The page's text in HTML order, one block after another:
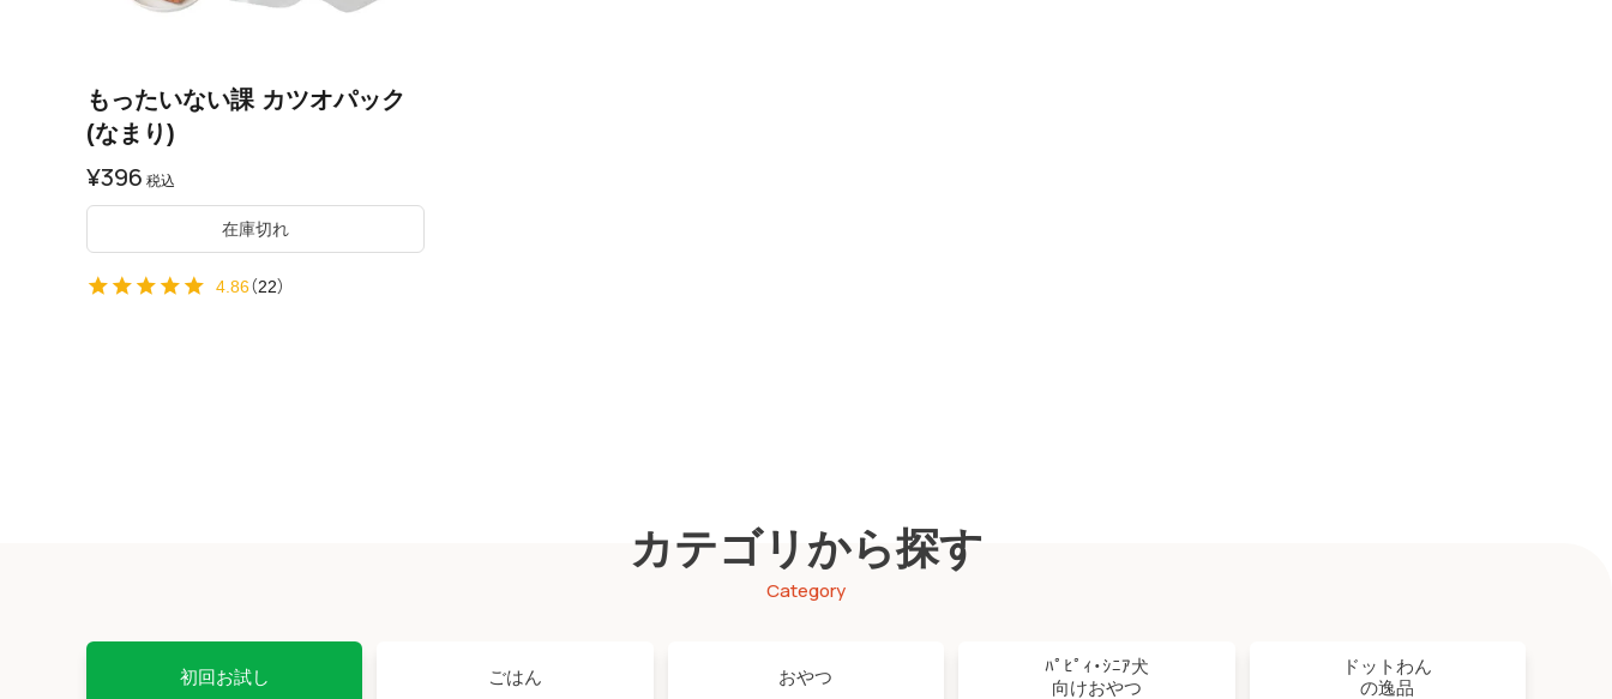
もったいない課 カツオパック
(なまり)
¥396 税込
在庫切れ
4.86（22）
カテゴリから探す
Category
初回お試し ごはん おやつ
ﾊﾟﾋﾟｨ・ｼﾆｱ犬
向けおやつ
ドットわん
の逸品